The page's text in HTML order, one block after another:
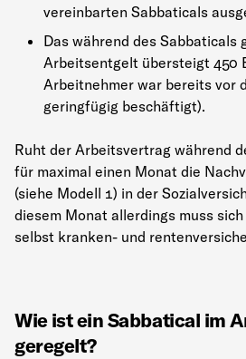
vereinbarten Sabbaticals
Das während des Sabbaticals
Arbeitsentgelt übersteigt 450
Arbeitnehmer war bereits vor
geringfügig beschäftigt).
Ruht der Arbeitsvertrag während
für maximal einen Monat die
(siehe Modell 1) in der
diesem Monat allerdings muss
selbst kranken- und
Wie ist ein Sabbatical im
geregelt?